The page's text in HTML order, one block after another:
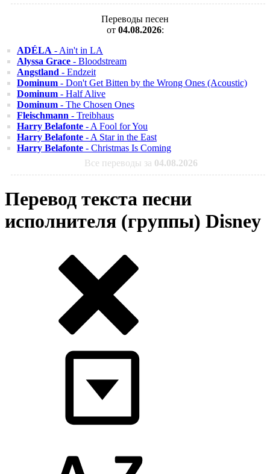
Переводы песен
от 04.08.2026:
ADÉLA - Ain't in LA
Alyssa Grace - Bloodstream
Angstland - Endzeit
Dominum - Don't Get Bitten by the Wrong Ones (Acoustic)
Dominum - Half Alive
Dominum - The Chosen Ones
Fleischmann - Treibhaus
Harry Belafonte - A Fool for You
Harry Belafonte - A Star in the East
Harry Belafonte - Christmas Is Coming
Все переводы за 04.08.2026
Перевод текста песни
исполнителя (группы) Disney